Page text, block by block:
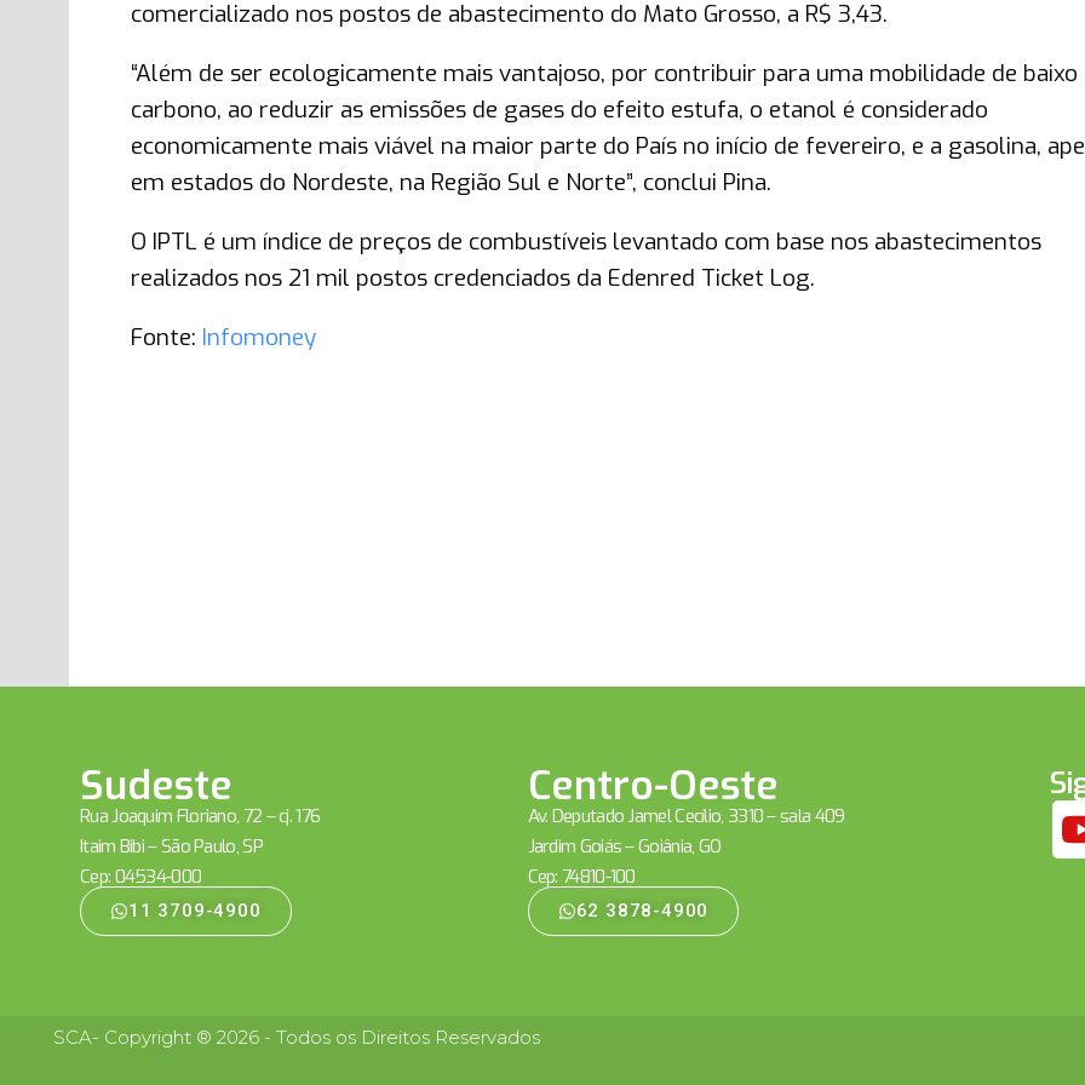
comercializado nos postos de abastecimento do Mato Grosso, a R$ 3,43.
“Além de ser ecologicamente mais vantajoso, por contribuir para uma mobilidade de baixo
carbono, ao reduzir as emissões de gases do efeito estufa, o etanol é considerado
economicamente mais viável na maior parte do País no início de fevereiro, e a gasolina,
em estados do Nordeste, na Região Sul e Norte”, conclui Pina.
O IPTL é um índice de preços de combustíveis levantado com base nos abastecimentos
realizados nos 21 mil postos credenciados da Edenred Ticket Log.
Fonte: Infomoney
Sudeste
Rua Joaquim Floriano, 72 – cj. 176
Itaim Bibi – São Paulo, SP
Cep: 04534-000
11 3709-4900
Centro-Oeste
Av. Deputado Jamel Cecílio, 3310 – sala 409
Jardim Goiás – Goiânia, GO
Cep: 74810-100
62 3878-4900
SCA- Copyright ® 2026 - Todos os Direitos Reservados